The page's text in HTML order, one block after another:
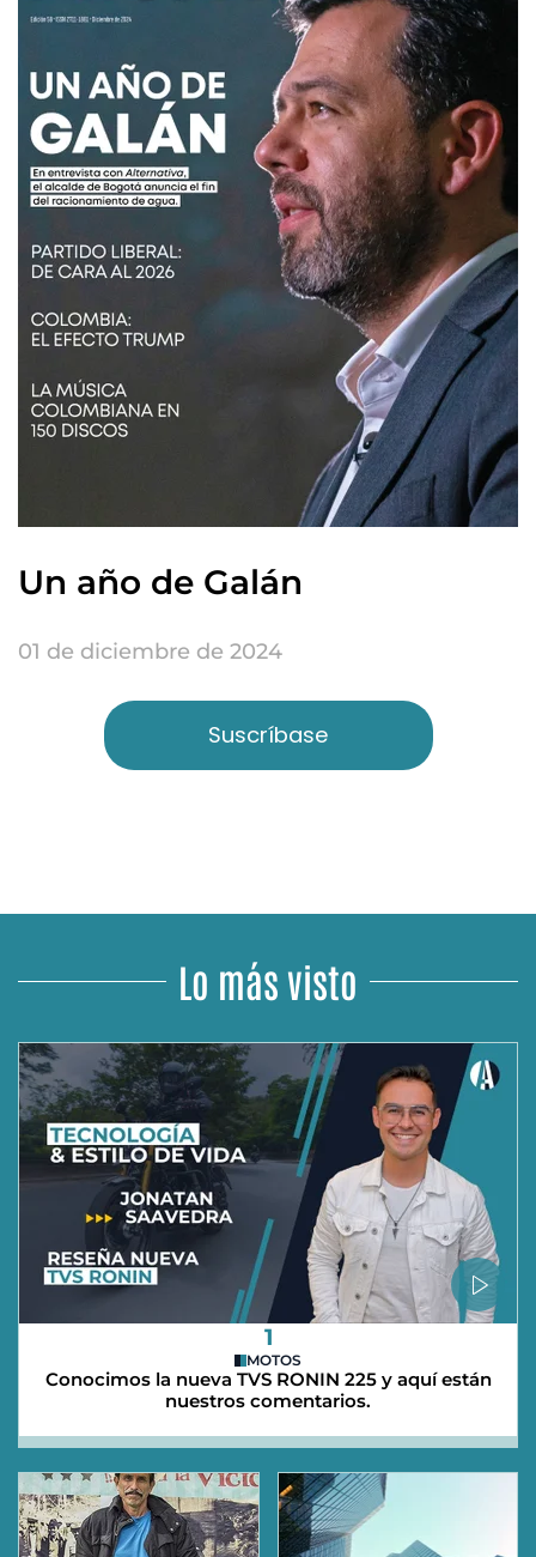
Un año de Galán
01 de diciembre de 2024
Suscríbase
Lo más visto
1
MOTOS
Conocimos la nueva TVS RONIN 225 y aquí están
nuestros comentarios.